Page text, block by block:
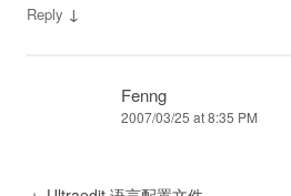
Reply ↓
Fenng
2007/03/25 at 8:35 PM